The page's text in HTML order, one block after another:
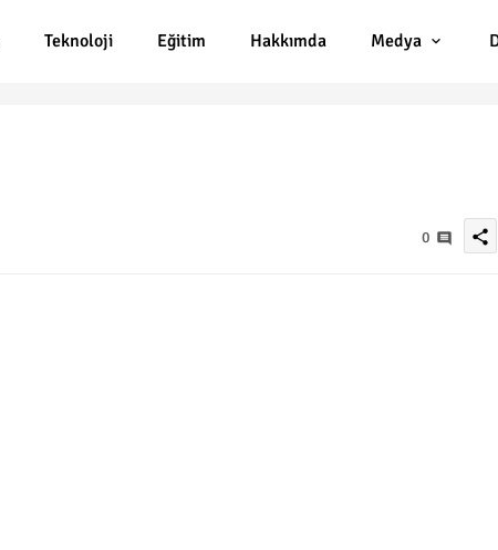
Teknoloji Eğitim Hakkımda Medya
0 share